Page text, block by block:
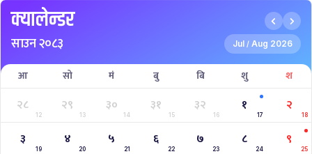
क्यालेन्डर
साउन २०८३ Jul / Aug 2026
आ सो मं बु बि शु श
२८
12
२९
13
३०
14
३१
15
३२
16
१
17
२
18
३
19
४
20
५
21
६
22
७
23
८
24
९
25